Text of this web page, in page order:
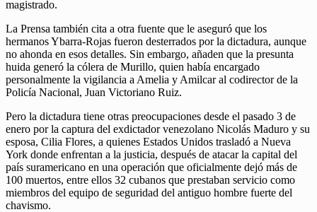
magistrado.
La Prensa también cita a otra fuente que le aseguró que los
hermanos Ybarra-Rojas fueron desterrados por la dictadura, aunque
no ahonda en esos detalles. Sin embargo, añaden que la presunta
huida generó la cólera de Murillo, quien había encargado
personalmente la vigilancia a Amelia y Amilcar al codirector de la
Policía Nacional, Juan Victoriano Ruiz.
Pero la dictadura tiene otras preocupaciones desde el pasado 3 de
enero por la captura del exdictador venezolano Nicolás Maduro y su
esposa, Cilia Flores, a quienes Estados Unidos trasladó a Nueva
York donde enfrentan a la justicia, después de atacar la capital del
país suramericano en una operación que oficialmente dejó más de
100 muertos, entre ellos 32 cubanos que prestaban servicio como
miembros del equipo de seguridad del antiguo hombre fuerte del
chavismo.